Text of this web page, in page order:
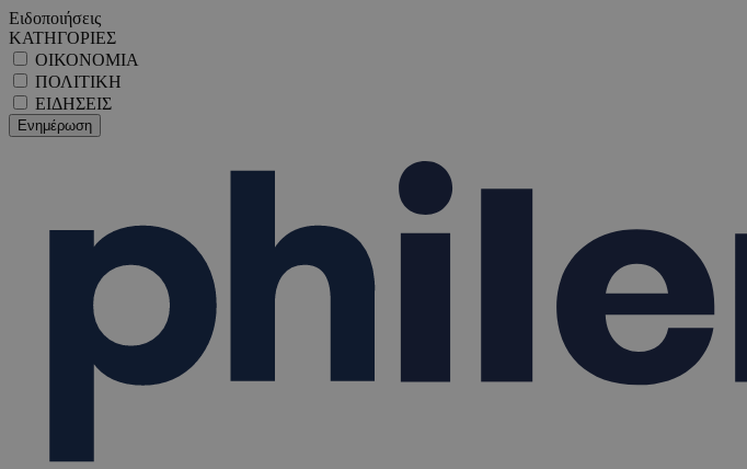
Ειδοποιήσεις
ΚΑΤΗΓΟΡΙΕΣ
ΟΙΚΟΝΟΜΙΑ
ΠΟΛΙΤΙΚΗ
ΕΙΔΗΣΕΙΣ